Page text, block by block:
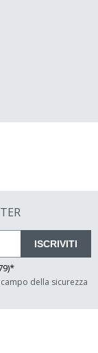
ISCRIVITI
della sicurezza